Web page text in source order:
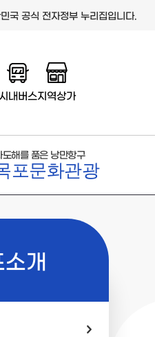
국 공식 전자정부 누리집입니다.
시내버스지역상가
도해를 품은 낭만항구
포문화관광
소개